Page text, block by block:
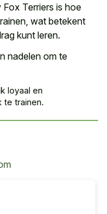
Terriers is hoe
wat betekent
kunt leren.
nadelen om te
loyaal en
te trainen.